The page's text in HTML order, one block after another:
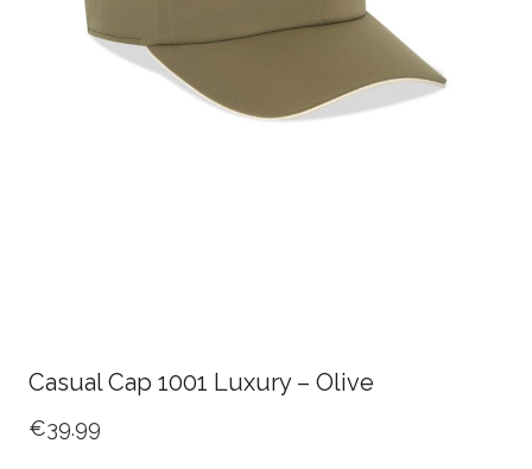
Casual Cap 1001 Luxury – Olive
€39.99